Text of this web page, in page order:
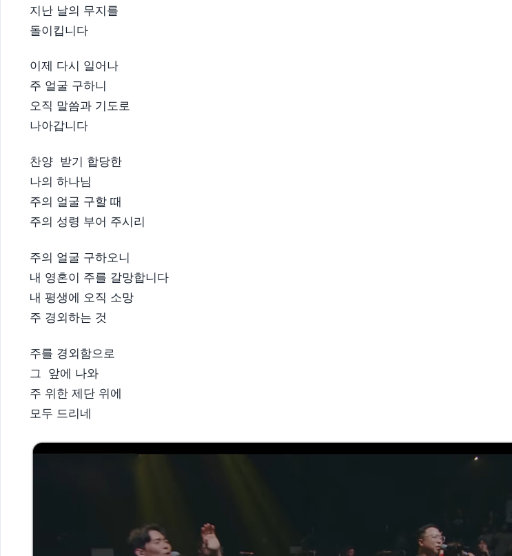
지난 날의 무지를
돌이킵니다
이제 다시 일어나
주 얼굴 구하니
오직 말씀과 기도로
나아갑니다
찬양 받기 합당한
나의 하나님
주의 얼굴 구할 때
주의 성령 부어 주시리
주의 얼굴 구하오니
내 영혼이 주를 갈망합니다
내 평생에 오직 소망
주 경외하는 것
주를 경외함으로
그 앞에 나와
주 위한 제단 위에
모두 드리네